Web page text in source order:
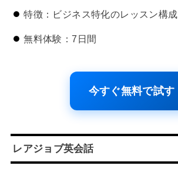
特徴：ビジネス特化のレッスン構成
無料体験：7日間
今すぐ無料で試す
レアジョブ英会話